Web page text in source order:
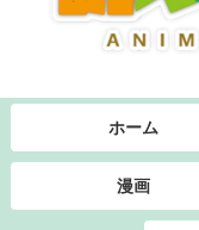
ホーム
漫画